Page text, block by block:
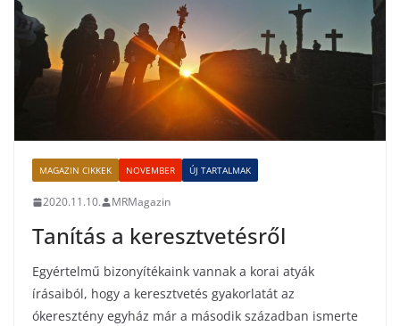
MAGAZIN CIKKEK NOVEMBER ÚJ TARTALMAK
2020.11.10. MRMagazin
Tanítás a keresztvetésről
Egyértelmű bizonyítékaink vannak a korai atyák
írásaiból, hogy a keresztvetés gyakorlatát az
ókeresztény egyház már a második században ismerte